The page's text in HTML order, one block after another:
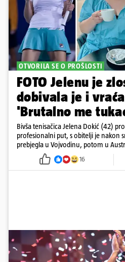
OTVORILA SE O PROŠLOSTI
FOTO Jelenu je
dobivala je i
'Brutalno me
Bivša tenisačica Jelena Dokić (42)
profesionalni put, s obitelji je nakon
prebjegla u Vojvodinu, potom u
16